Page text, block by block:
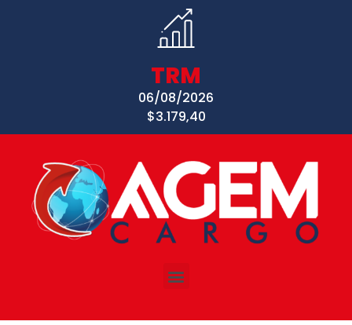
TRM
06/08/2026
$3.179,40